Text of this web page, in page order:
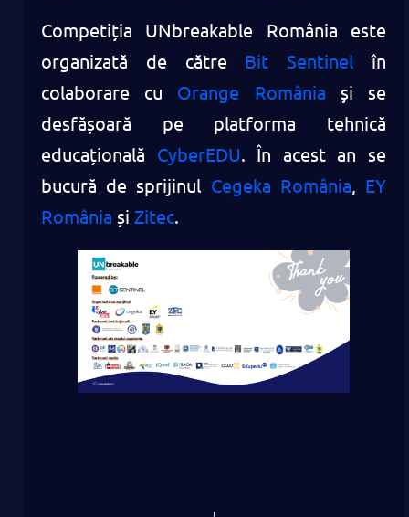
Competiția UNbreakable România este
organizată de către Bit Sentinel în
colaborare cu Orange România și se
desfășoară pe platforma tehnică
educațională CyberEDU. În acest an se
bucură de sprijinul Cegeka România, EY
România și Zitec.